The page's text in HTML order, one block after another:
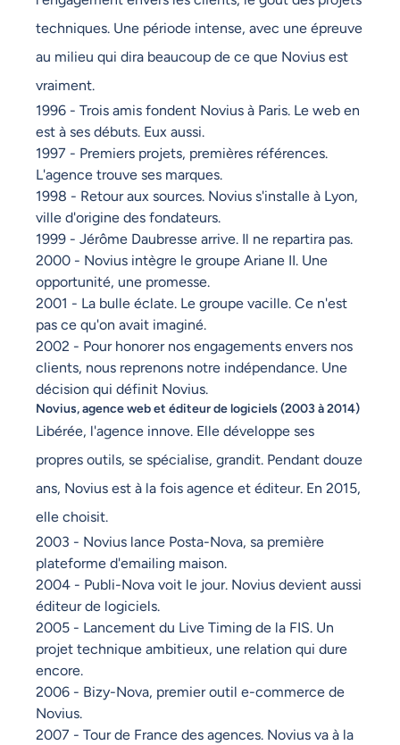
techniques. Une période intense, avec une épreuve
au milieu qui dira beaucoup de ce que Novius est
vraiment.
1996 - Trois amis fondent Novius à Paris. Le web en
est à ses débuts. Eux aussi.
1997 - Premiers projets, premières références.
L'agence trouve ses marques.
1998 - Retour aux sources. Novius s'installe à Lyon,
ville d'origine des fondateurs.
1999 - Jérôme Daubresse arrive. Il ne repartira pas.
2000 - Novius intègre le groupe Ariane II. Une
opportunité, une promesse.
2001 - La bulle éclate. Le groupe vacille. Ce n'est
pas ce qu'on avait imaginé.
2002 - Pour honorer nos engagements envers nos
clients, nous reprenons notre indépendance. Une
décision qui définit Novius.
Novius, agence web et éditeur de logiciels (2003 à 2014)
Libérée, l'agence innove. Elle développe ses
propres outils, se spécialise, grandit. Pendant douze
ans, Novius est à la fois agence et éditeur. En 2015,
elle choisit.
2003 - Novius lance Posta-Nova, sa première
plateforme d'emailing maison.
2004 - Publi-Nova voit le jour. Novius devient aussi
éditeur de logiciels.
2005 - Lancement du Live Timing de la FIS. Un
projet technique ambitieux, une relation qui dure
encore.
2006 - Bizy-Nova, premier outil e-commerce de
Novius.
2007 - Tour de France des agences. Novius va à la